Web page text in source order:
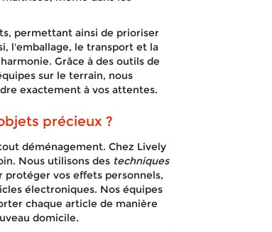
permettant ainsi de prioriser
l'emballage, le transport et la
Grâce à des outils de
sur le terrain, nous
exactement à vos attentes.
précieux ?
déménagement. Chez Lively
Nous utilisons des techniques
vos effets personnels,
électroniques. Nos équipes
chaque article de manière
domicile.